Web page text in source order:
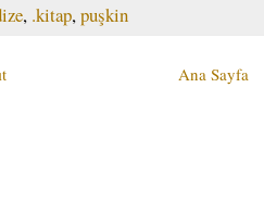
, .kitap,puşkin
Ana Sayfa